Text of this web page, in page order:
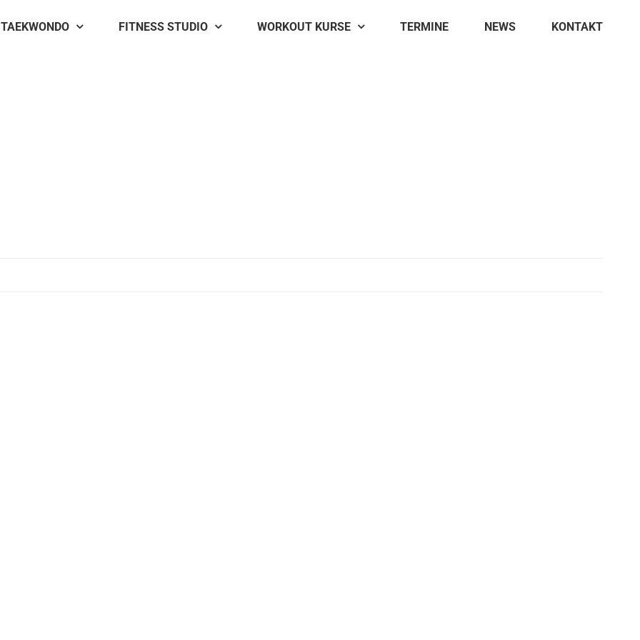
TAEKWONDO FITNESS STUDIO WORKOUT KURSE TERMINE NEWS KONTAKT